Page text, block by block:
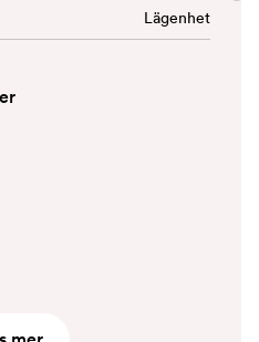
Lägenhet